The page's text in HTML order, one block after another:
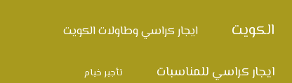
الكويت ايجار كراسي وطاولات الكويت
ايجار كراسي للمناسبات تأجير خيام